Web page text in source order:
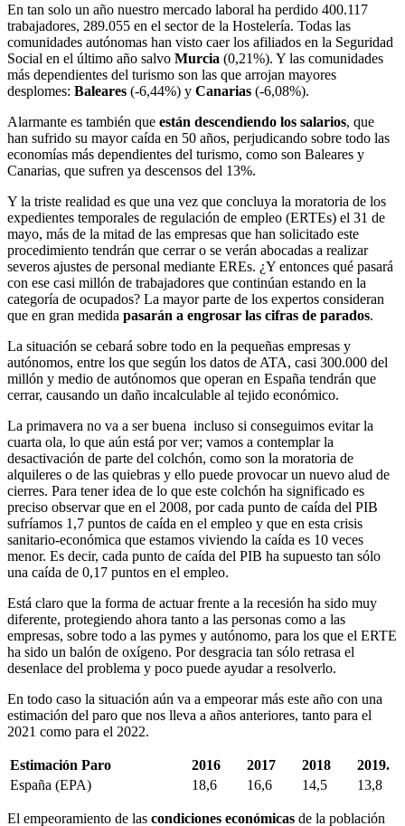
En tan solo un año nuestro mercado laboral ha perdido 400.117
trabajadores, 289.055 en el sector de la Hostelería. Todas las
comunidades autónomas han visto caer los afiliados en la Seguridad
Social en el último año salvo Murcia (0,21%). Y las comunidades
más dependientes del turismo son las que arrojan mayores
desplomes: Baleares (-6,44%) y Canarias (-6,08%).
Alarmante es también que están descendiendo los salarios, que
han sufrido su mayor caída en 50 años, perjudicando sobre todo las
economías más dependientes del turismo, como son Baleares y
Canarias, que sufren ya descensos del 13%.
Y la triste realidad es que una vez que concluya la moratoria de los
expedientes temporales de regulación de empleo (ERTEs) el 31 de
mayo, más de la mitad de las empresas que han solicitado este
procedimiento tendrán que cerrar o se verán abocadas a realizar
severos ajustes de personal mediante EREs. ¿Y entonces qué pasará
con ese casi millón de trabajadores que continúan estando en la
categoría de ocupados? La mayor parte de los expertos consideran
que en gran medida pasarán a engrosar las cifras de parados.
La situación se cebará sobre todo en la pequeñas empresas y
autónomos, entre los que según los datos de ATA, casi 300.000 del
millón y medio de autónomos que operan en España tendrán que
cerrar, causando un daño incalculable al tejido económico.
La primavera no va a ser buena incluso si conseguimos evitar la
cuarta ola, lo que aún está por ver; vamos a contemplar la
desactivación de parte del colchón, como son la moratoria de
alquileres o de las quiebras y ello puede provocar un nuevo alud de
cierres. Para tener idea de lo que este colchón ha significado es
preciso observar que en el 2008, por cada punto de caída del PIB
sufríamos 1,7 puntos de caída en el empleo y que en esta crisis
sanitario-económica que estamos viviendo la caída es 10 veces
menor. Es decir, cada punto de caída del PIB ha supuesto tan sólo
una caída de 0,17 puntos en el empleo.
Está claro que la forma de actuar frente a la recesión ha sido muy
diferente, protegiendo ahora tanto a las personas como a las
empresas, sobre todo a las pymes y autónomo, para los que el ERTE
ha sido un balón de oxígeno. Por desgracia tan sólo retrasa el
desenlace del problema y poco puede ayudar a resolverlo.
En todo caso la situación aún va a empeorar más este año con una
estimación del paro que nos lleva a años anteriores, tanto para el
2021 como para el 2022.
Estimación Paro 2016 2017 2018
2019.
España (EPA)
18,6 16,6 14,5 13,8
El empeoramiento de las condiciones económicas de la población